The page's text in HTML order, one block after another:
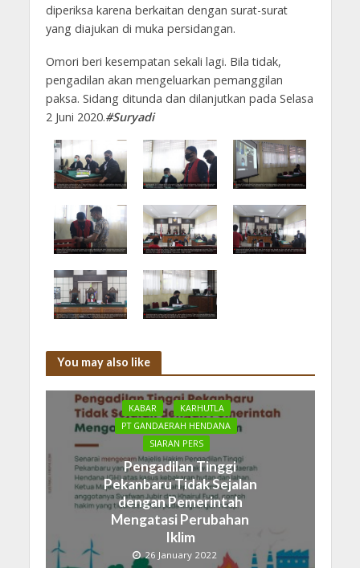
diperiksa karena berkaitan dengan surat-surat
yang diajukan di muka persidangan.
Omori beri kesempatan sekali lagi. Bila tidak,
pengadilan akan mengeluarkan pemanggilan
paksa. Sidang ditunda dan dilanjutkan pada Selasa
2 Juni 2020.#Suryadi
You may also like
KABAR
KARHUTLA
PT GANDAERAH HENDANA
SIARAN PERS
Pengadilan Tinggi
Pekanbaru Tidak Sejalan
dengan Pemerintah
Mengatasi Perubahan
Iklim
26 January 2022